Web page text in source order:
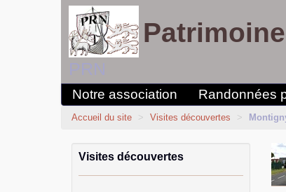
PRN
Notre association Randonnées
Accueil du site > Visites découvertes >
Visites découvertes